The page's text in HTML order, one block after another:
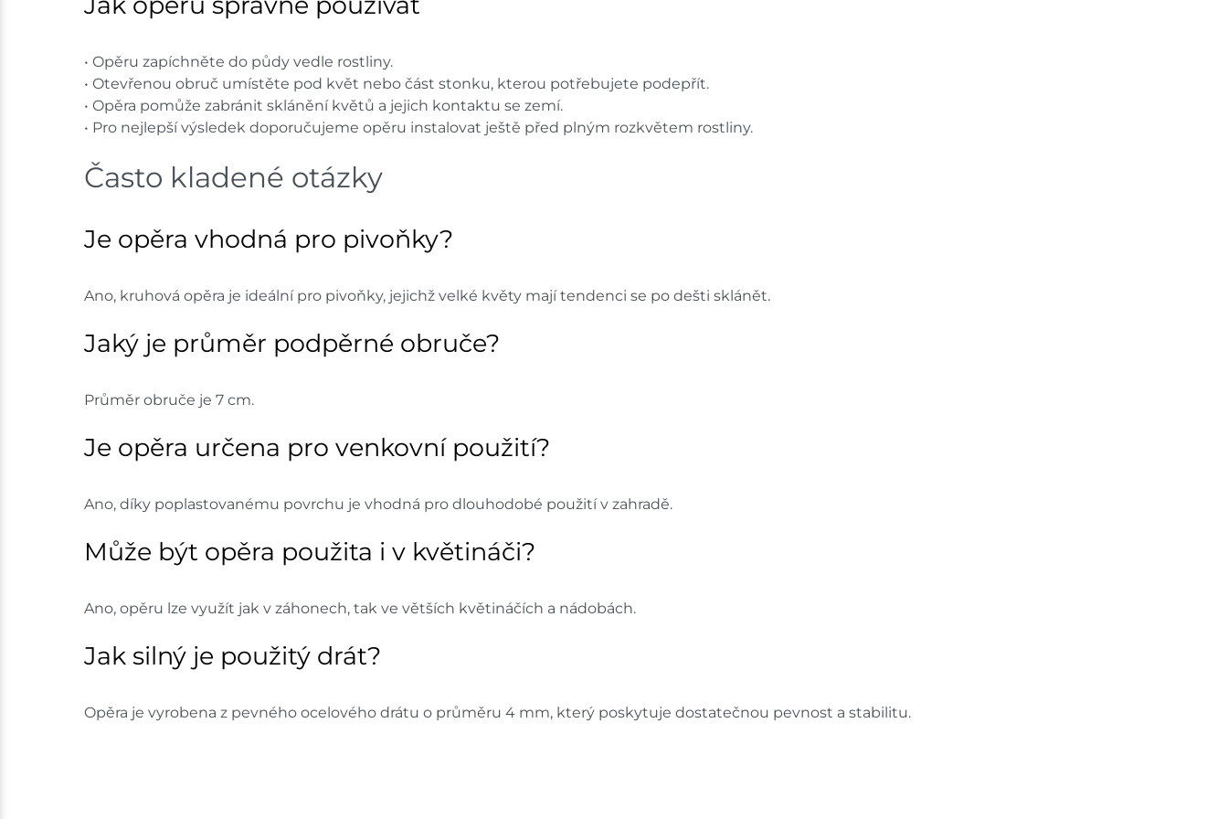
• Opěru zapíchněte do půdy vedle rostliny.
• Otevřenou obruč umístěte pod květ nebo část stonku, kterou potřebujete podepřít.
• Opěra pomůže zabránit sklánění květů a jejich kontaktu se zemí.
• Pro nejlepší výsledek doporučujeme opěru instalovat ještě před plným rozkvětem rostliny.
Často kladené otázky
Je opěra vhodná pro pivoňky?
Ano, kruhová opěra je ideální pro pivoňky, jejichž velké květy mají tendenci se po dešti sklánět.
Jaký je průměr podpěrné obruče?
Průměr obruče je 7 cm.
Je opěra určena pro venkovní použití?
Ano, díky poplastovanému povrchu je vhodná pro dlouhodobé použití v zahradě.
Může být opěra použita i v květináči?
Ano, opěru lze využít jak v záhonech, tak ve větších květináčích a nádobách.
Jak silný je použitý drát?
Opěra je vyrobena z pevného ocelového drátu o průměru 4 mm, který poskytuje dostatečnou pevnost a stabilitu.